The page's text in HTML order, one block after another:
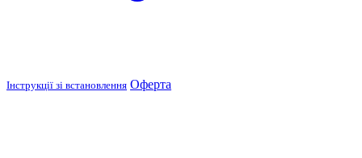
Інструкції зі встановлення Оферта